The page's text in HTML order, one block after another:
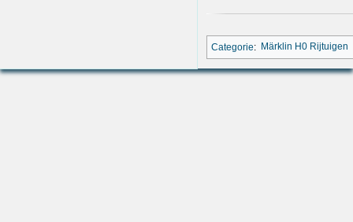
Categorie: Märklin H0 Rijtuigen